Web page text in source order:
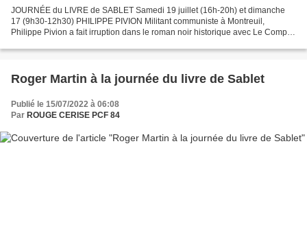
JOURNÉE du LIVRE de SABLET Samedi 19 juillet (16h-20h) et dimanche
17 (9h30-12h30) PHILIPPE PIVION Militant communiste à Montreuil,
Philippe Pivion a fait irruption dans le roman noir historique avec Le Complot
Roger Martin à la journée du livre de Sablet
Publié le 15/07/2022 à 06:08
Par ROUGE CERISE PCF 84